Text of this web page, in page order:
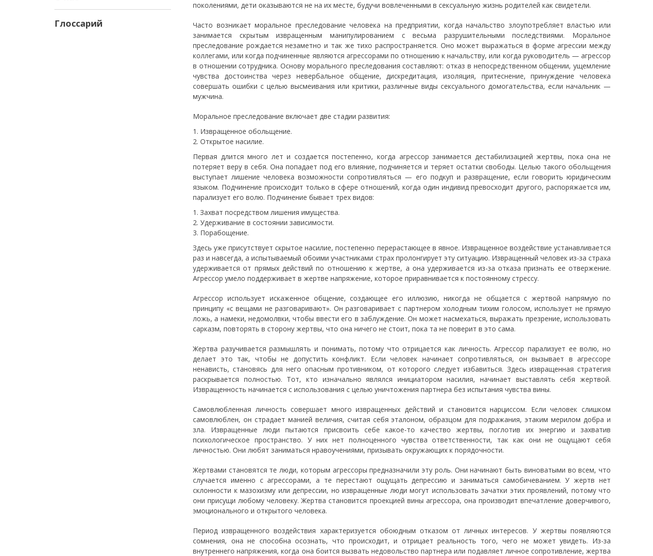
Глоссарий
поколениями, дети оказываются не на их месте, будучи вовлеченными в сексуальную жизнь родителей как свидетели.
Часто возникает моральное преследование человека на предприятии, когда начальство злоупотребляет властью или
занимается скрытым извращенным манипулированием с весьма разрушительными последствиями. Моральное
преследование рождается незаметно и так же тихо распространяется. Оно может выражаться в форме агрессии между
коллегами, или когда подчиненные являются агрессорами по отношению к начальству, или когда руководитель — агрессор
в отношении сотрудника. Основу морального преследования составляют: отказ в непосредственном общении, ущемление
чувства достоинства через невербальное общение, дискредитация, изоляция, притеснение, принуждение человека
совершать ошибки с целью высмеивания или критики, различные виды сексуального домогательства, если начальник —
мужчина.
Моральное преследование включает две стадии развития:
Извращенное обольщение.
Открытое насилие.
Первая длится много лет и создается постепенно, когда агрессор занимается дестабилизацией жертвы, пока она не
потеряет веру в себя. Она попадает под его влияние, подчиняется и теряет остатки свободы. Целью такого обольщения
выступает лишение человека возможности сопротивляться — его подкуп и развращение, если говорить юридическим
языком. Подчинение происходит только в сфере отношений, когда один индивид превосходит другого, распоряжается им,
парализует его волю. Подчинение бывает трех видов:
Захват посредством лишения имущества.
Удерживание в состоянии зависимости.
Порабощение.
Здесь уже присутствует скрытое насилие, постепенно перерастающее в явное. Извращенное воздействие устанавливается
раз и навсегда, а испытываемый обоими участниками страх пролонгирует эту ситуацию. Извращенный человек из-за страха
удерживается от прямых действий по отношению к жертве, а она удерживается из-за отказа признать ее отвержение.
Агрессор умело поддерживает в жертве напряжение, которое приравнивается к постоянному стрессу.
Агрессор использует искаженное общение, создающее его иллюзию, никогда не общается с жертвой напрямую по
принципу «с вещами не разговаривают». Он разговаривает с партнером холодным тихим голосом, использует не прямую
ложь, а намеки, недомолвки, чтобы ввести его в заблуждение. Он может насмехаться, выражать презрение, использовать
сарказм, повторять в сторону жертвы, что она ничего не стоит, пока та не поверит в это сама.
Жертва разучивается размышлять и понимать, потому что отрицается как личность. Агрессор парализует ее волю, но
делает это так, чтобы не допустить конфликт. Если человек начинает сопротивляться, он вызывает в агрессоре
ненависть, становясь для него опасным противником, от которого следует избавиться. Здесь извращенная стратегия
раскрывается полностью. Тот, кто изначально являлся инициатором насилия, начинает выставлять себя жертвой.
Извращенность начинается с использования с целью уничтожения партнера без испытания чувства вины.
Самовлюбленная личность совершает много извращенных действий и становится нарциссом. Если человек слишком
самовлюблен, он страдает манией величия, считая себя эталоном, образцом для подражания, этаким мерилом добра и
зла. Извращенные люди пытаются присвоить себе какое-то качество жертвы, поглотив их энергию и захватив
психологическое пространство. У них нет полноценного чувства ответственности, так как они не ощущают себя
личностью. Они любят заниматься нравоучениями, призывать окружающих к порядочности.
Жертвами становятся те люди, которым агрессоры предназначили эту роль. Они начинают быть виноватыми во всем, что
случается именно с агрессорами, а те перестают ощущать депрессию и заниматься самобичеванием. У жертв нет
склонности к мазохизму или депрессии, но извращенные люди могут использовать зачатки этих проявлений, потому что
они присущи любому человеку. Жертва становится проекцией вины агрессора, она производит впечатление доверчивого,
эмоционального и открытого человека.
Период извращенного воздействия характеризуется обоюдным отказом от личных интересов. У жертвы появляются
сомнения, она не способна осознать, что происходит, и отрицает реальность того, чего не может увидеть. Из-за
внутреннего напряжения, когда она боится вызвать недовольство партнера или подавляет личное сопротивление, жертва